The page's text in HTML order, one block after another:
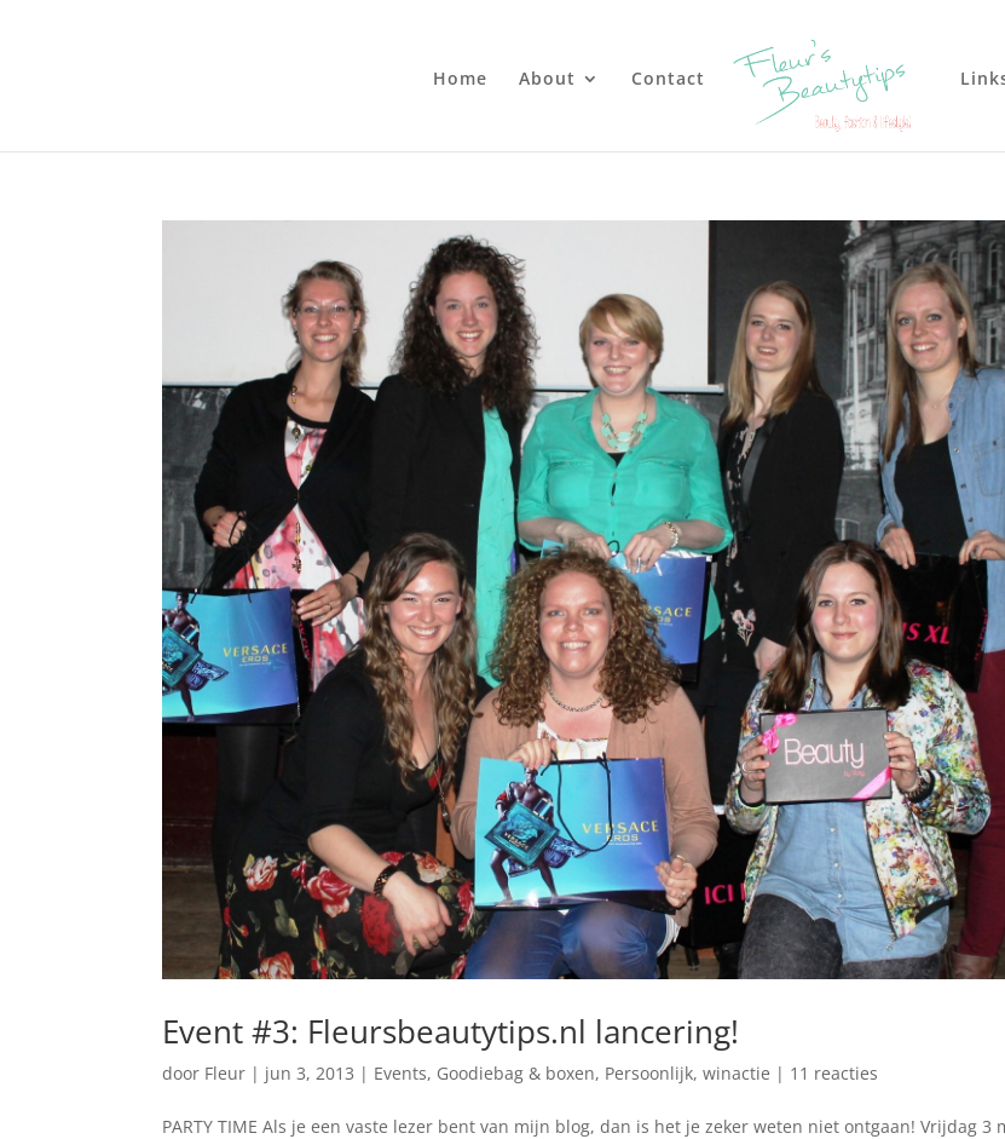
Home About Contact
Event #3: Fleursbeautytips.nl lancering!
door Fleur | jun 3, 2013 | Events, Goodiebag & boxen, Persoonlijk,winactie | 11 reacties
PARTY TIME Als je een vaste lezer bent van mijn blog, dan is het je zeker weten niet ontgaan! Vrijdag 3